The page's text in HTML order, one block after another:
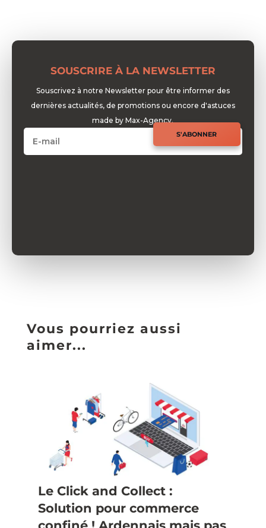
SOUSCRIRE À LA NEWSLETTER
Souscrivez à notre Newsletter pour être informer des
dernières actualités, de promotions ou encore d'astuces
made by Max-Agency.
S'ABONNER
Vous pourriez aussi
aimer...
Le Click and Collect :
Solution pour commerce